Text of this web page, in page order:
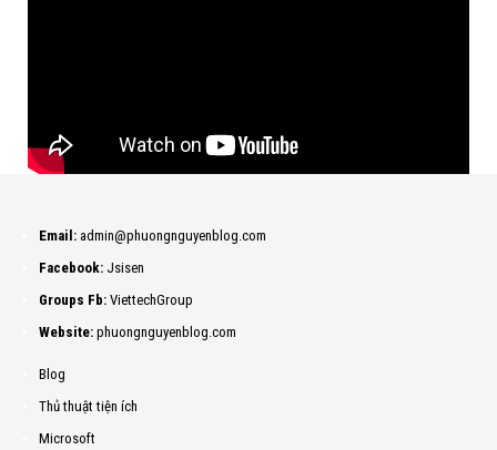
Email: admin@phuongnguyenblog.com
Facebook: Jsisen
Groups Fb: ViettechGroup
Website: phuongnguyenblog.com
Blog
Thủ thuật tiện ích
Microsoft